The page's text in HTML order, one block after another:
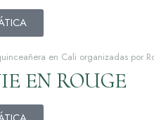
EN ROUGE